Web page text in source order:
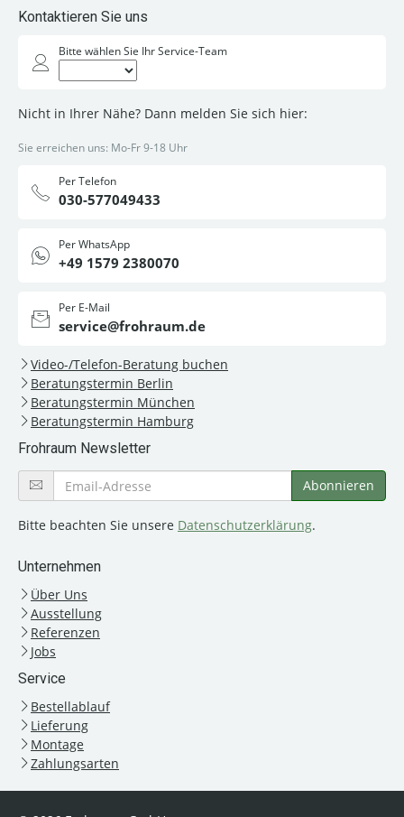
Kontaktieren Sie uns
Bitte wählen Sie Ihr Service-Team
Nicht in Ihrer Nähe? Dann melden Sie sich hier:
Sie erreichen uns: Mo-Fr 9-18 Uhr
Per Telefon
030-577049433
Per WhatsApp
+49 1579 2380070
Per E-Mail
service@frohraum.de
Video-/Telefon-Beratung buchen
Beratungstermin Berlin
Beratungstermin München
Beratungstermin Hamburg
Frohraum Newsletter
Bitte beachten Sie unsere Datenschutzerklärung.
Unternehmen
Über Uns
Ausstellung
Referenzen
Jobs
Service
Bestellablauf
Lieferung
Montage
Zahlungsarten